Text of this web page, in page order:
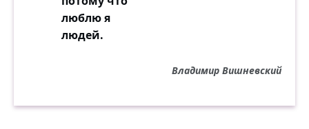
люблю я
людей.
Владимир Вишневский